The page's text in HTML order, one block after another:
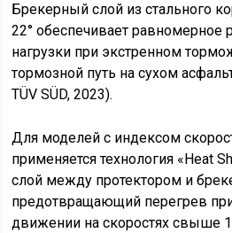
Брекерный слой из стального
22° обеспечивает равномерное
нагрузки при экстренном
тормозной путь на сухом
TÜV SÜD, 2023).
Для моделей с индексом
применяется технология «Heat
слой между протектором и
предотвращающий перегрев
движении на скоростях свыше